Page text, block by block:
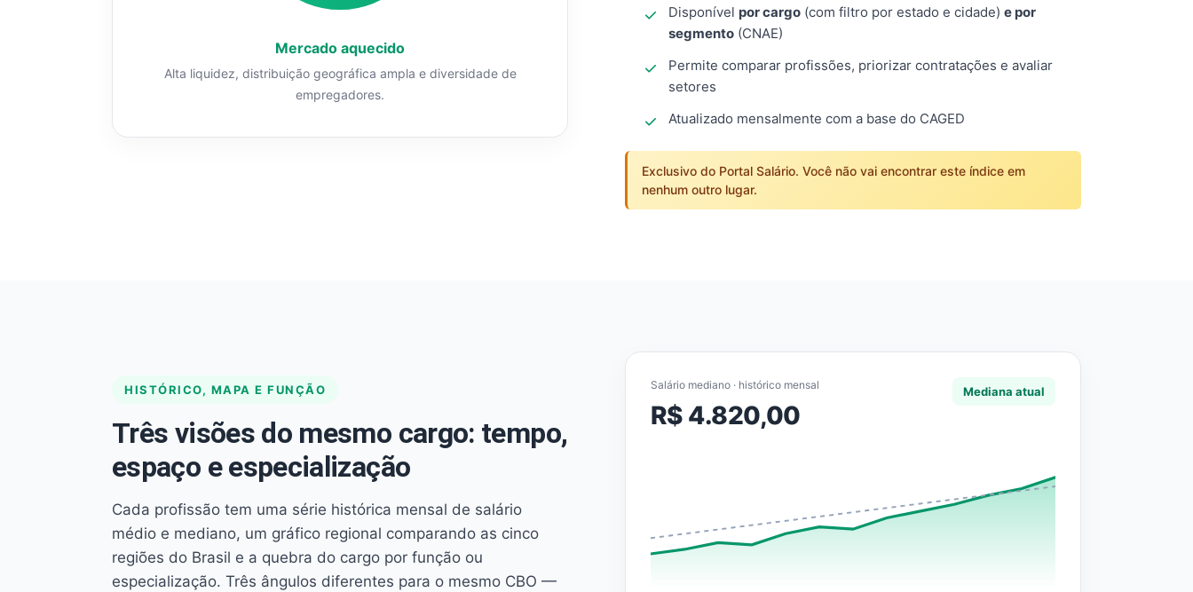
Disponível por cargo (com filtro por estado e cidade) e por
segmento (CNAE)
Permite comparar profissões, priorizar contratações e avaliar
setores
Atualizado mensalmente com a base do CAGED
Exclusivo do Portal Salário. Você não vai encontrar este índice em
nenhum outro lugar.
Mercado aquecido
Alta liquidez, distribuição geográfica ampla e diversidade de
empregadores.
HISTÓRICO, MAPA E FUNÇÃO
Três visões do mesmo cargo: tempo,
espaço e especialização
Cada profissão tem uma série histórica mensal de salário
médio e mediano, um gráfico regional comparando as cinco
regiões do Brasil e a quebra do cargo por função ou
especialização. Três ângulos diferentes para o mesmo CBO —
Salário mediano · histórico mensal
R$ 4.820,00
Mediana atual